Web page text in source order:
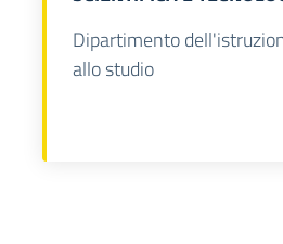
Dipartimento
allo studio